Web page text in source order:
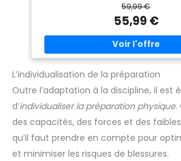
rebours, mode chronomètre, il y a assez
s'entrainer correctement En dehors des
vous pouvez définir des alternances
en mode personnalisé. La
intuitive, avec manuel utilisation en
système d'alimentation sur secteur ou
l'utiliser de façon fixe ou nomade, idéal
entraînements avec notion de séries
volume sont réglables, convient pour les
salles de réunion, la cuisine, les
personnelle à l'intérieur ou à
59,99 €
55,99 €
L’individualisation de la préparation
Outre l’adaptation à la discipline, il est
d’individualiser la préparation physique.
des capacités, des forces et des
qu’il faut prendre en compte pour
et minimiser les risques de blessures.